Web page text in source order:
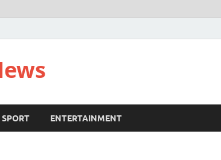
SPORT ENTERTAINMENT